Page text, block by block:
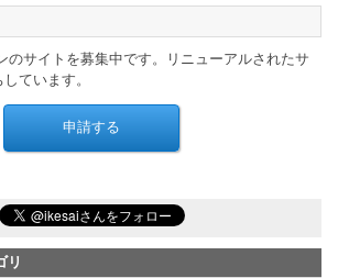
のサイトを募集中です。リニューアルされたサ
ています。
リ